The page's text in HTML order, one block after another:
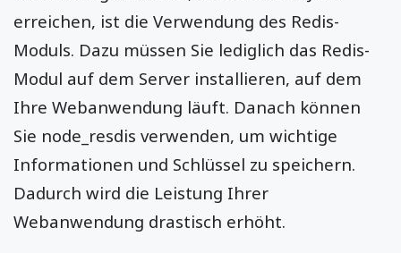
erreichen, ist die Verwendung des Redis-
Moduls. Dazu müssen Sie lediglich das Redis-
Modul auf dem Server installieren, auf dem
Ihre Webanwendung läuft. Danach können
Sie node_resdis verwenden, um wichtige
Informationen und Schlüssel zu speichern.
Dadurch wird die Leistung Ihrer
Webanwendung drastisch erhöht.